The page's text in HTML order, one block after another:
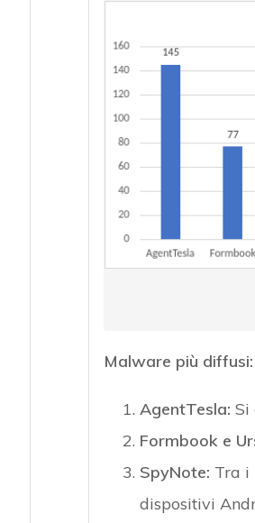
Malware più diffusi:
AgentTesla: Si
Formbook e
SpyNote: Tra i
dispositivi